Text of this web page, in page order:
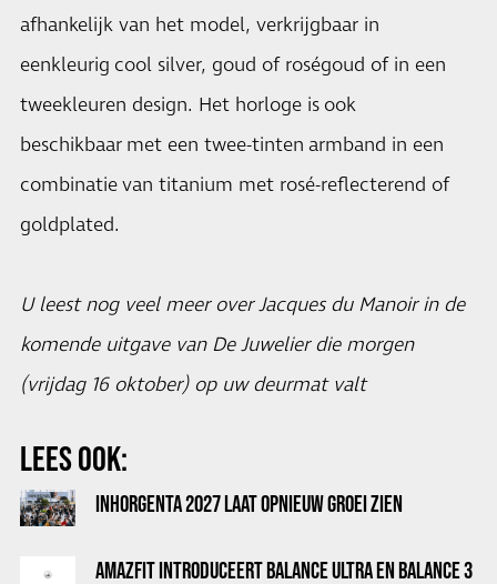
afhankelijk van het model, verkrijgbaar in
eenkleurig cool silver, goud of roségoud of in een
tweekleuren design. Het horloge is ook
beschikbaar met een twee-tinten armband in een
combinatie van titanium met rosé-reflecterend of
goldplated.
U leest nog veel meer over Jacques du Manoir in de
komende uitgave van De Juwelier die morgen
(vrijdag 16 oktober) op uw deurmat valt
LEES OOK:
INHORGENTA 2027 LAAT OPNIEUW GROEI ZIEN
AMAZFIT INTRODUCEERT BALANCE ULTRA EN BALANCE 3